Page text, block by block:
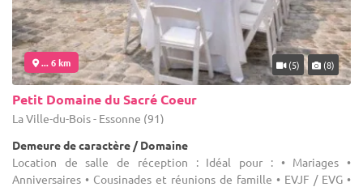
... 6 km (5) (8)
Petit Domaine du Sacré Coeur
La Ville-du-Bois - Essonne (91)
Demeure de caractère / Domaine
Location de salle de réception : Idéal pour : • Mariages •
Anniversaires • Cousinades et réunions de famille • EVJF / EVG •